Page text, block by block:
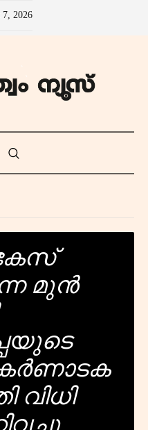
7, 2026
മുൻ
വിധി